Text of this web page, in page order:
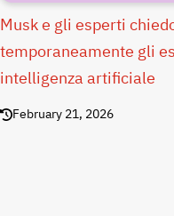
Musk e gli esperti
temporaneamente gli
intelligenza artificiale
February 21, 2026